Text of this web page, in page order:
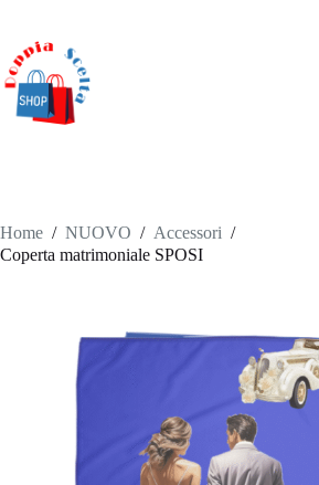
contenuto
Home / NUOVO / Accessori /
Coperta matrimoniale SPOSI